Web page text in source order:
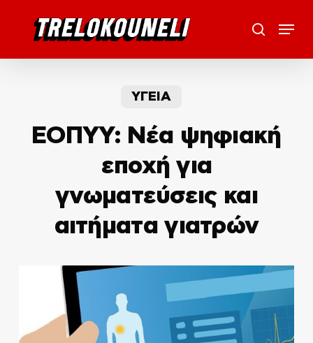
search
Menu
ΥΓΕΙΑ
ΕΟΠΥΥ: Νέα ψηφιακή
εποχή για
γνωματεύσεις και
αιτήματα γιατρών